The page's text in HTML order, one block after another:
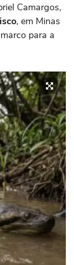
Camargos,
, em Minas
para a